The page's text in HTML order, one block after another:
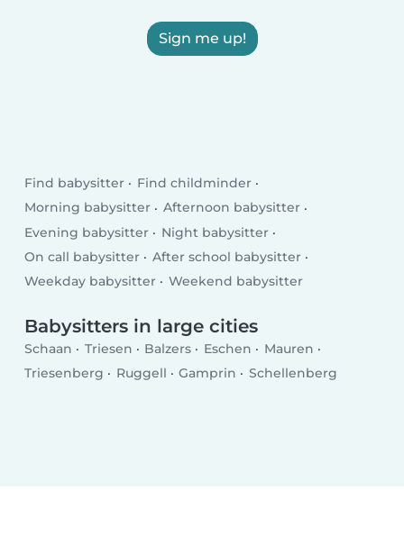
Sign me up!
Find babysitter
Find childminder
Morning babysitter
Afternoon babysitter
Evening babysitter
Night babysitter
On call babysitter
After school babysitter
Weekday babysitter
Weekend babysitter
Babysitters in large cities
Schaan Triesen Balzers Eschen
Mauren
Triesenberg
Ruggell Gamprin Schellenberg